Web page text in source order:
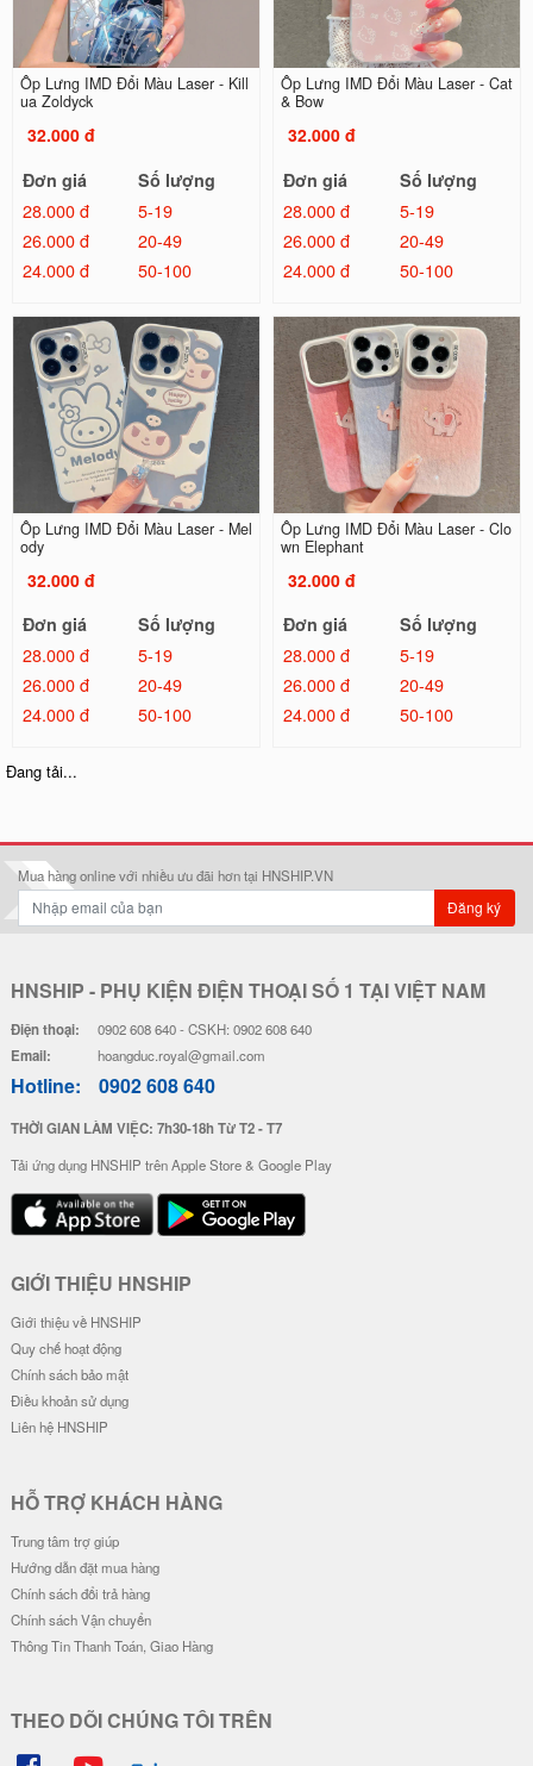
Ốp Lưng IMD Đổi Màu Laser - Kill
ua Zoldyck
32.000 đ
Đơn giá
Số lượng
28.000 đ
5-19
26.000 đ
20-49
24.000 đ
50-100
Ốp Lưng IMD Đổi Màu Laser - Cat
& Bow
32.000 đ
Đơn giá
Số lượng
28.000 đ
5-19
26.000 đ
20-49
24.000 đ
50-100
Ốp Lưng IMD Đổi Màu Laser - Mel
ody
32.000 đ
Đơn giá
Số lượng
28.000 đ
5-19
26.000 đ
20-49
24.000 đ
50-100
Ốp Lưng IMD Đổi Màu Laser - Clo
wn Elephant
32.000 đ
Đơn giá
Số lượng
28.000 đ
5-19
26.000 đ
20-49
24.000 đ
50-100
atrick
32.000 đ
Đơn giá
Số lượng
28.000 đ
5-19
26.000 đ
20-49
24.000 đ
50-100
Ốp Lưng IMD Chống Sốc - Mẫu S
hin Chan
32.000 đ
24.000 đ
Ốp Lưng IMD Chống Sốc - Mẫu G
engar
Đơn giá
Số lượng
28.000 đ
26.000 đ
20-49
24.000 đ
50-100